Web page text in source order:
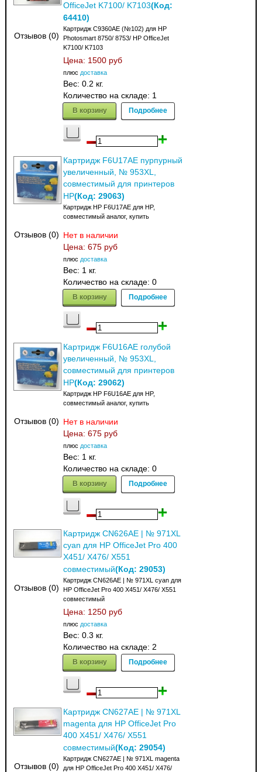
Отзывов (0)
OfficeJet K7100/ K7103(Код:
64410)
Картридж C9360AE (№102) для HP
Photosmart 8750/ 8753/ HP OfficeJet
K7100/ K7103
Цена: 1500 руб
плюс доставка
Вес:0.2 кг.
Количество на складе: 1
В корзину Подробнее
Отзывов (0)
Картридж F6U17AE пурпурный
увеличенный, № 953XL,
совместимый для принтеров
HP(Код:29063)
Картридж HP F6U17AE для HP,
совместимый аналог, купить
Нет в наличии
Цена:675 руб
плюс доставка
Вес: 1 кг.
Количество на складе:0
В корзину Подробнее
Отзывов (0)
Картридж F6U16AE голубой
увеличенный, № 953XL,
совместимый для принтеров
HP(Код:29062)
Картридж HP F6U16AE для HP,
совместимый аналог, купить
Нет в наличии
Цена:675 руб
плюс доставка
Вес: 1 кг.
Количество на складе:0
В корзину Подробнее
Отзывов (0)
Картридж CN626AE | № 971XL
cyan для HP OfficeJet Pro 400
X451/ X476/ X551
совместимый(Код:29053)
Картридж CN626AE | № 971XL cyan для
HP OfficeJet Pro 400 X451/ X476/ X551
совместимый
Цена: 1250 руб
плюс доставка
Вес:0.3 кг.
Количество на складе:2
В корзину Подробнее
Отзывов (0)
Картридж CN627AE | № 971XL
magenta для HP OfficeJet Pro
400 X451/ X476/ X551
совместимый(Код:29054)
Картридж CN627AE | № 971XL magenta
для HP OfficeJet Pro 400 X451/ X476/